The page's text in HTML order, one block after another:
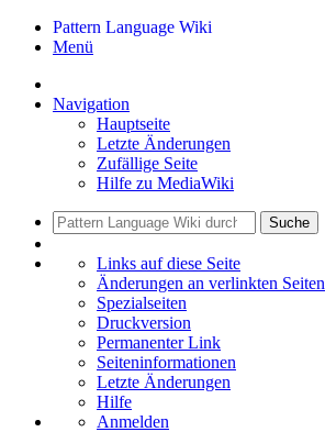
Pattern Language Wiki
Menü
Navigation
Hauptseite
Letzte Änderungen
Zufällige Seite
Hilfe zu MediaWiki
Suche
Links auf diese Seite
Änderungen an verlinkten Seiten
Spezialseiten
Druckversion
Permanenter Link
Seiten­informationen
Letzte Änderungen
Hilfe
Anmelden